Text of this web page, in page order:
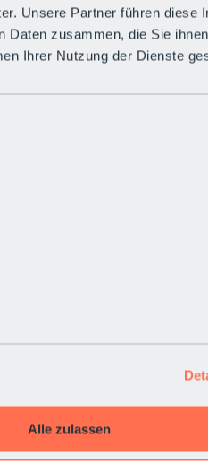
Unsere Partner führen diese
Daten zusammen, die Sie
Ihrer Nutzung der Dienste
Alle zulassen